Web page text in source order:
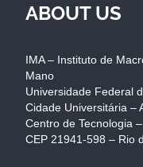
ABOUT US
IMA – Instituto de
Mano
Universidade Federal
Cidade Universitária –
Centro de Tecnologia
CEP 21941-598 – Rio